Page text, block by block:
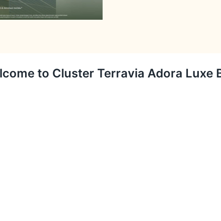
to Cluster Terravia Adora Luxe